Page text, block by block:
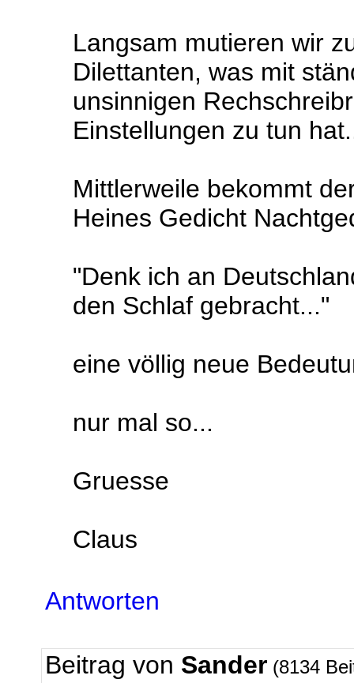
Langsam mutieren wir
Dilettanten, was mit
unsinnigen
Einstellungen zu tun
Mittlerweile bekommt
Heines Gedicht
"Denk ich an
den Schlaf gebracht..."
eine völlig neue
nur mal so...
Gruesse
Claus
Antworten
Beitrag von Sander (8134